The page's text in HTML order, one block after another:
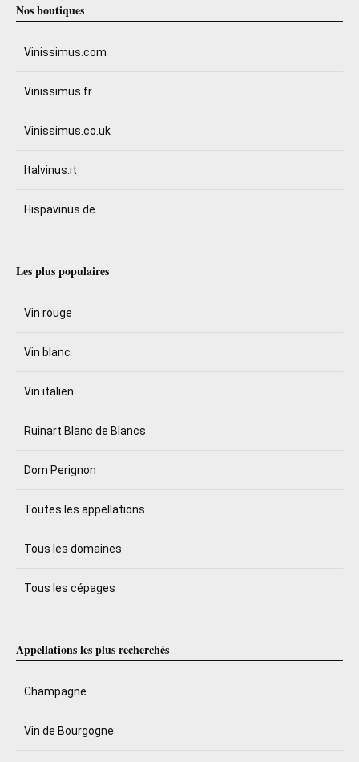
Nos boutiques
Vinissimus.com
Vinissimus.fr
Vinissimus.co.uk
Italvinus.it
Hispavinus.de
Les plus populaires
Vin rouge
Vin blanc
Vin italien
Ruinart Blanc de Blancs
Dom Perignon
Toutes les appellations
Tous les domaines
Tous les cépages
Appellations les plus recherchés
Champagne
Vin de Bourgogne